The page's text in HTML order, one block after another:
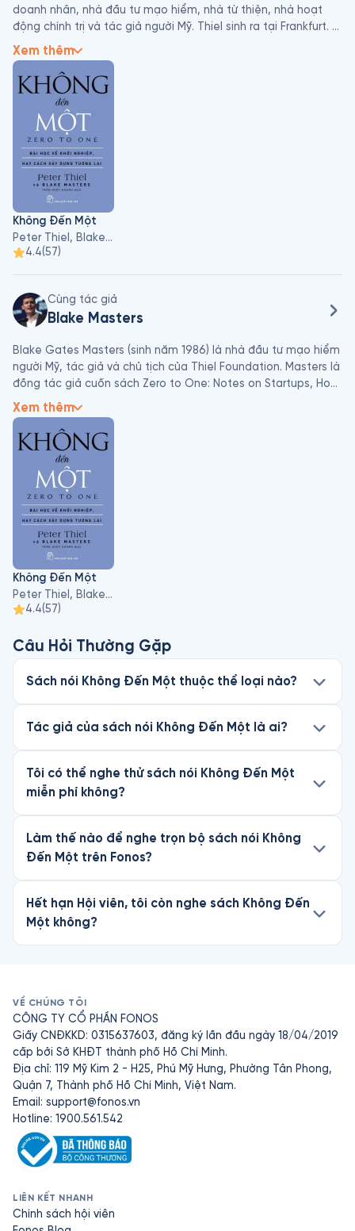
doanh nhân, nhà đầu tư mạo hiểm, nhà từ thiện, nhà hoạt
động chính trị và tác giả người Mỹ. Thiel sinh ra tại Frankfurt.
Ông là người đồng sáng lập PayPal, Palantir Technologies và
Founders Fund. Ông làm giám đốc điều hành của eBay cho
đến khi công ty được bán vào năm 2002 với giá 1,5 tỷ đô la.
Ông được xếp thứ 4 trong Danh sách Midas của Forbes năm
2014, với tổng tài sản là 2,2 tỷ đô la, và số 328 trên Forbes*
400 năm 2018, với tổng tài sản 2,5 tỷ đô la Mỹ. (Theo
Wikipedia)
Xem thêm
Không Đến Một
Peter Thiel, Blake Masters
4.4(57)
Cùng tác giả
Blake Masters
Blake Gates Masters (sinh năm 1986) là nhà đầu tư mạo hiểm
người Mỹ, tác giả và chủ tịch của Thiel Foundation. Masters là
đồng tác giả cuốn sách Zero to One: Notes on Startups, How
to Build the Future with Peter Thiel vào năm 2014 - dựa trên
những ghi chú mà Masters đã thực hiện tại Trường Luật
Stanford vào năm 2012. Ông là ứng cử viên trong cuộc bầu cử
Thượng viện Hoa Kỳ năm 2022 ở Arizona . Trong suốt chiến
dịch tranh cử của mình, ông đã liên kết mình với Donald
Trump và các nhân vật khác của phong trào "Nước Mỹ trên
hết".
Xem thêm
Không Đến Một
Peter Thiel, Blake Masters
4.4(57)
Câu Hỏi Thường Gặp
Sách nói Không Đến Một thuộc thể loại nào?
Tác giả của sách nói Không Đến Một là ai?
Tôi có thể nghe thử sách nói Không Đến Một
miễn phí không?
Làm thế nào để nghe trọn bộ sách nói Không
Đến Một trên Fonos?
Hết hạn Hội viên, tôi còn nghe sách Không Đến
Một không?
VỀ CHÚNG TÔI
CÔNG TY CỔ PHẦN FONOS
Giấy CNĐKKD: 0315637603, đăng ký lần đầu ngày 18/04/2019
cấp bởi Sở KHĐT thành phố Hồ Chí Minh.
Địa chỉ: 119 Mỹ Kim 2 - H25, Phú Mỹ Hưng, Phường Tân Phong,
Quận 7, Thành phố Hồ Chí Minh, Việt Nam.
Email: support@fonos.vn
Hotline: 1900.561.542
LIÊN KẾT NHANH
Chính sách hội viên